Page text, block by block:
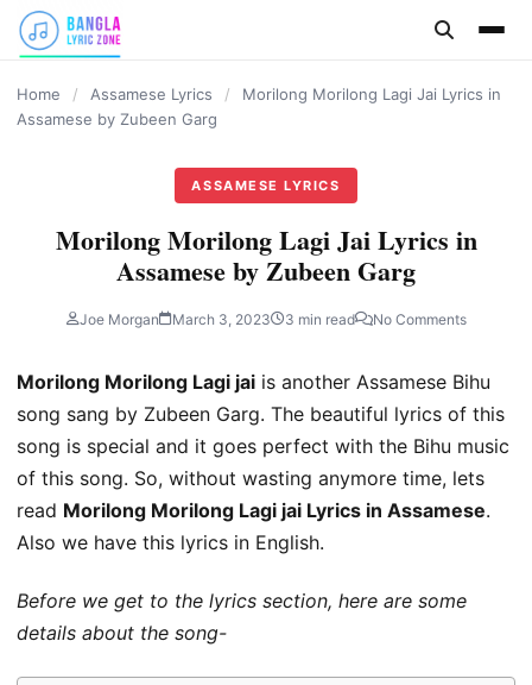
content
Home / Assamese Lyrics /
Morilong Morilong Lagi Jai Lyrics in
Assamese by Zubeen Garg
ASSAMESE LYRICS
Morilong Morilong Lagi Jai Lyrics in
Assamese by Zubeen Garg
Joe Morgan March 3, 2023 3 min read No Comments
Morilong Morilong Lagi jai is another Assamese Bihu
song sang by Zubeen Garg. The beautiful lyrics of this
song is special and it goes perfect with the Bihu music
of this song. So, without wasting anymore time, lets
read Morilong Morilong Lagi jai Lyrics in Assamese.
Also we have this lyrics in English.
Before we get to the lyrics section, here are some
details about the song-